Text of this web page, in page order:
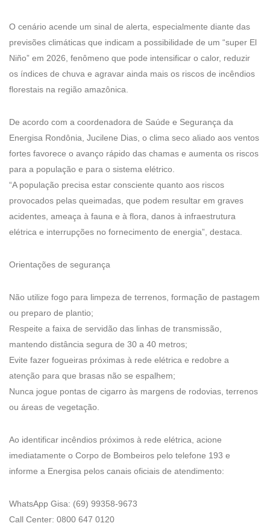
O cenário acende um sinal de alerta, especialmente diante das
previsões climáticas que indicam a possibilidade de um “super El
Niño” em 2026, fenômeno que pode intensificar o calor, reduzir
os índices de chuva e agravar ainda mais os riscos de incêndios
florestais na região amazônica.
De acordo com a coordenadora de Saúde e Segurança da
Energisa Rondônia, Jucilene Dias, o clima seco aliado aos ventos
fortes favorece o avanço rápido das chamas e aumenta os riscos
para a população e para o sistema elétrico.
“A população precisa estar consciente quanto aos riscos
provocados pelas queimadas, que podem resultar em graves
acidentes, ameaça à fauna e à flora, danos à infraestrutura
elétrica e interrupções no fornecimento de energia”, destaca.
Orientações de segurança
Não utilize fogo para limpeza de terrenos, formação de pastagem
ou preparo de plantio;
Respeite a faixa de servidão das linhas de transmissão,
mantendo distância segura de 30 a 40 metros;
Evite fazer fogueiras próximas à rede elétrica e redobre a
atenção para que brasas não se espalhem;
Nunca jogue pontas de cigarro às margens de rodovias, terrenos
ou áreas de vegetação.
Ao identificar incêndios próximos à rede elétrica, acione
imediatamente o Corpo de Bombeiros pelo telefone 193 e
informe a Energisa pelos canais oficiais de atendimento:
WhatsApp Gisa: (69) 99358-9673
Call Center: 0800 647 0120